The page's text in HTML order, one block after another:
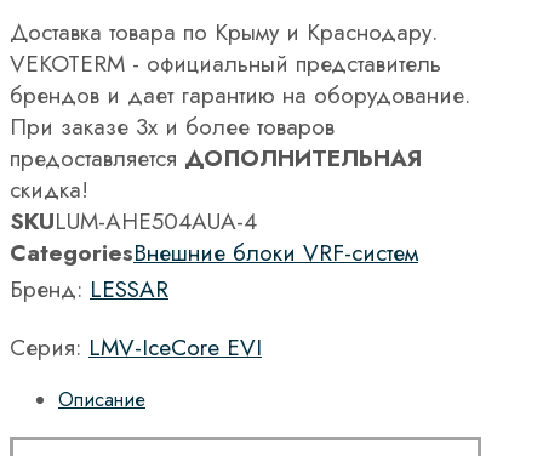
Доставка товара по Крыму и Краснодару.
VEKOTERM - официальный представитель
брендов и дает гарантию на оборудование.
При заказе 3х и более товаров
предоставляется ДОПОЛНИТЕЛЬНАЯ
скидка!
SKULUM-AHE504AUA-4
CategoriesВнешние блоки VRF-систем
Бренд: LESSAR
Серия: LMV-IceCore EVI
Описание